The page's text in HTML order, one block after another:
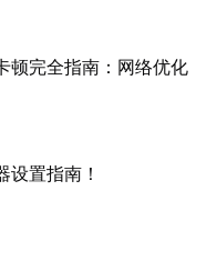
顿完全指南：网络优化
设置指南！